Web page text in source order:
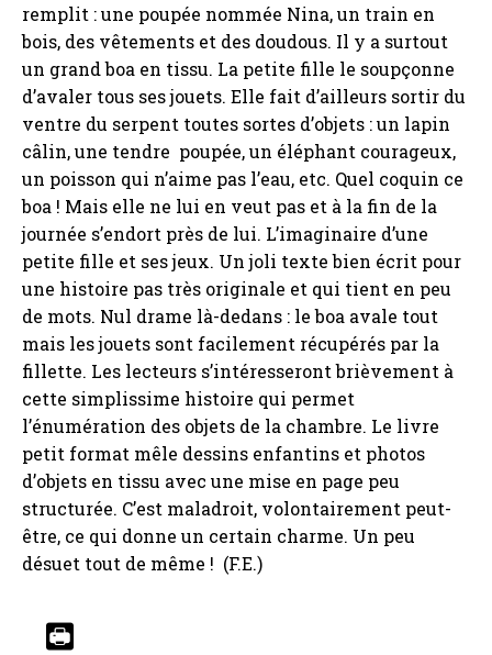
remplit : une poupée nommée Nina, un train en
bois, des vêtements et des doudous. Il y a surtout
un grand boa en tissu. La petite fille le soupçonne
d’avaler tous ses jouets. Elle fait d’ailleurs sortir du
ventre du serpent toutes sortes d’objets : un lapin
câlin, une tendre poupée, un éléphant courageux,
un poisson qui n’aime pas l’eau, etc. Quel coquin ce
boa ! Mais elle ne lui en veut pas et à la fin de la
journée s’endort près de lui. L’imaginaire d’une
petite fille et ses jeux. Un joli texte bien écrit pour
une histoire pas très originale et qui tient en peu
de mots. Nul drame là-dedans : le boa avale tout
mais les jouets sont facilement récupérés par la
fillette. Les lecteurs s’intéresseront brièvement à
cette simplissime histoire qui permet
l’énumération des objets de la chambre. Le livre
petit format mêle dessins enfantins et photos
d’objets en tissu avec une mise en page peu
structurée. C’est maladroit, volontairement peut-
être, ce qui donne un certain charme. Un peu
désuet tout de même ! (F.E.)